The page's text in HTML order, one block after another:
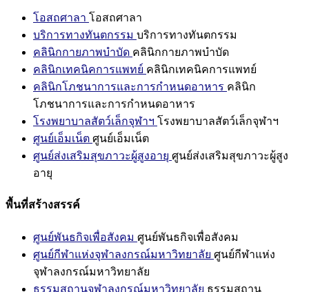
โอสถศาลา โอสถศาลา
บริการทางทันตกรรม บริการทางทันตกรรม
คลินิกกายภาพบำบัด คลินิกกายภาพบำบัด
คลินิกเทคนิคการแพทย์ คลินิกเทคนิคการแพทย์
คลินิกโภชนาการและการกำหนดอาหาร คลินิก
โภชนาการและการกำหนดอาหาร
โรงพยาบาลสัตว์เล็กจุฬาฯ โรงพยาบาลสัตว์เล็กจุฬาฯ
ศูนย์เอ็มเน็ต ศูนย์เอ็มเน็ต
ศูนย์ส่งเสริมสุขภาวะผู้สูงอายุ ศูนย์ส่งเสริมสุขภาวะผู้สูง
อายุ
พื้นที่สร้างสรรค์
ศูนย์พันธกิจเพื่อสังคม ศูนย์พันธกิจเพื่อสังคม
ศูนย์กีฬาแห่งจุฬาลงกรณ์มหาวิทยาลัย ศูนย์กีฬาแห่ง
จุฬาลงกรณ์มหาวิทยาลัย
ธรรมสถานจุฬาลงกรณ์มหาวิทยาลัย ธรรมสถาน